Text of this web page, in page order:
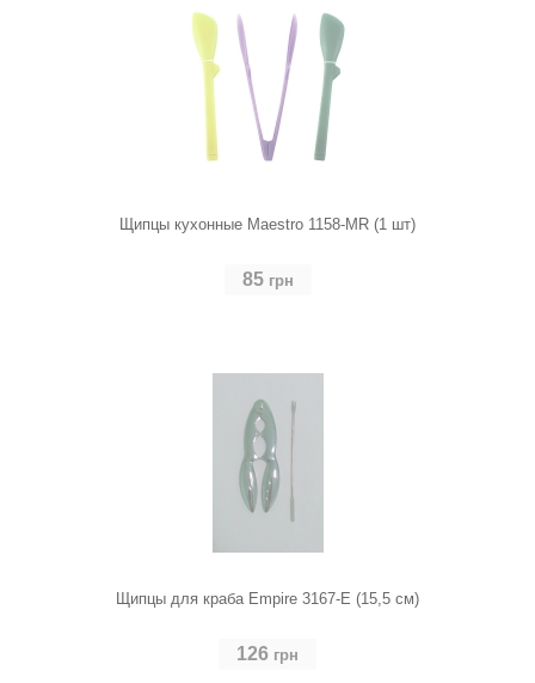
Щипцы кухонные Maestro 1158-MR (1 шт)
85 грн
Щипцы для краба Empire 3167-E (15,5 см)
126 грн